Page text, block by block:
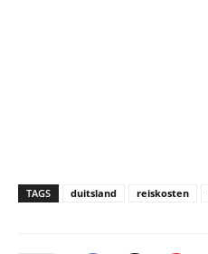
TAGS duitsland reiskosten